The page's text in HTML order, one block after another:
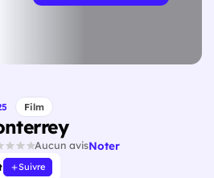
Film
Aucun avisNoter
Suivre